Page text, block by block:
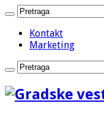
Kontakt
Marketing